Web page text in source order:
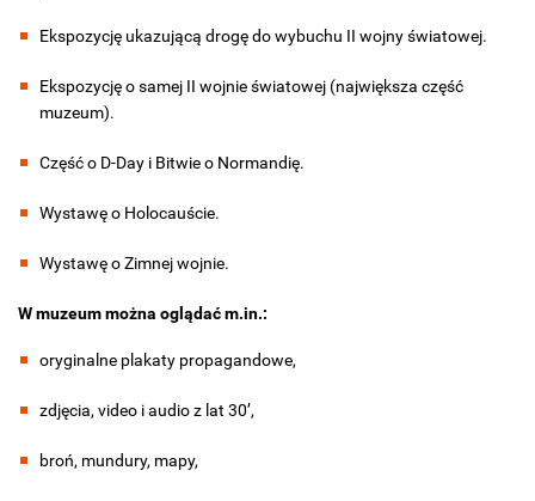
Ekspozycję ukazującą drogę do wybuchu II wojny światowej.
Ekspozycję o samej II wojnie światowej (największa część
muzeum).
Część o D-Day i Bitwie o Normandię.
Wystawę o Holocauście.
Wystawę o Zimnej wojnie.
W muzeum można oglądać m.in.:
oryginalne plakaty propagandowe,
zdjęcia, video i audio z lat 30’,
broń, mundury, mapy,